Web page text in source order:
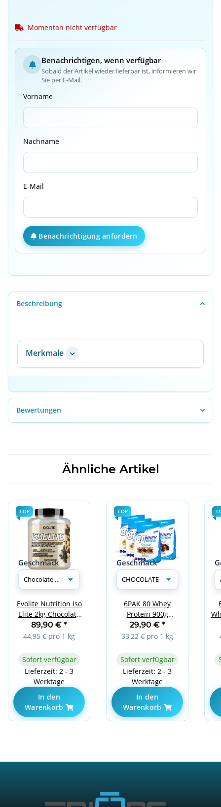
Momentan nicht verfügbar
Benachrichtigen, wenn verfügbar
Sobald der Artikel wieder lieferbar ist, informieren wir
Sie per E-Mail.
Vorname
Nachname
E-Mail
Benachrichtigung anfordern
Beschreibung
Merkmale
Bewertungen
Ähnliche Artikel
TOP
Geschmack
Evolite Nutrition Iso
Elite 2kg Chocolate
Peanut
89,90 € *
44,95 € pro 1 kg
Sofort verfügbar
Lieferzeit: 2 - 3
Werktage
In den
Warenkorb
TOP
Geschmack
6PAK 80 Whey
Protein 900g
CHOCOLATE
29,90 € *
33,22 € pro 1 kg
Sofort verfügbar
Lieferzeit: 2 - 3
Werktage
In den
Warenkorb